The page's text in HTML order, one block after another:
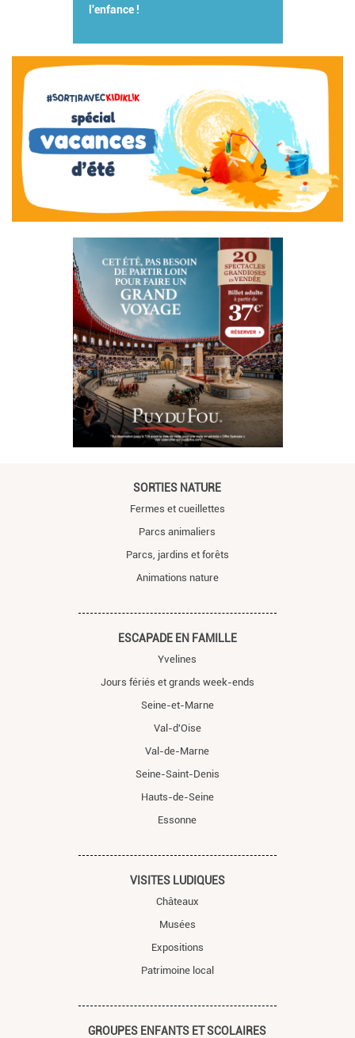
l'enfance !
SORTIES NATURE
Fermes et cueillettes
Parcs animaliers
Parcs, jardins et forêts
Animations nature
ESCAPADE EN FAMILLE
Yvelines
Jours fériés et grands week-ends
Seine-et-Marne
Val-d'Oise
Val-de-Marne
Seine-Saint-Denis
Hauts-de-Seine
Essonne
VISITES LUDIQUES
Châteaux
Musées
Expositions
Patrimoine local
GROUPES ENFANTS ET SCOLAIRES